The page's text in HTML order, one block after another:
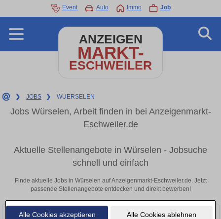
Alle Cookies akzeptieren Alle Cookies ablehnen
Event Auto Immo Job
ANZEIGEN
MARKT-
ESCHWEILER
❯ JOBS ❯ WUERSELEN
Jobs Würselen, Arbeit finden in bei Anzeigenmarkt-
Eschweiler.de
Aktuelle Stellenangebote in Würselen - Jobsuche
schnell und einfach
Finde aktuelle Jobs in Würselen auf Anzeigenmarkt-Eschweiler.de. Jetzt
passende Stellenangebote entdecken und direkt bewerben!